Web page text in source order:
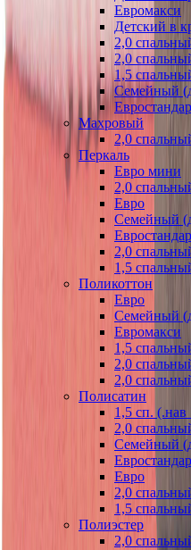
Евромакси
Детский в
2,0
2,0
1,5
Семейный
Махровый
2,0
Перкаль
Евро мини
2,0
Евро
Семейный
2,0
1,5
Поликоттон
Евро
Семейный
Евромакси
1,5
2,0
2,0
Полисатин
1,5 сп.
2,0
Семейный
Евро
2,0
1,5
Полиэстер
2,0